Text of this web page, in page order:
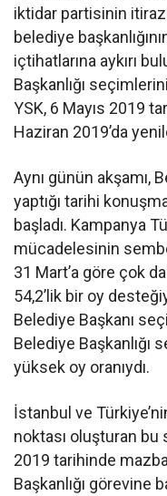
iktidar partisinin
belediye
içtihatlarına aykırı
Başkanlığı
YSK, 6 Mayıs 2019
Haziran 2019’da
Aynı günün akşamı,
yaptığı tarihi
başladı. Kampanya
mücadelesinin
31 Mart’a göre çok
54,2’lik bir oy
Belediye Başkanı
Belediye Başkanlığı
yüksek oy oranıydı.
İstanbul ve
noktası oluşturan bu
2019 tarihinde
Başkanlığı görevine